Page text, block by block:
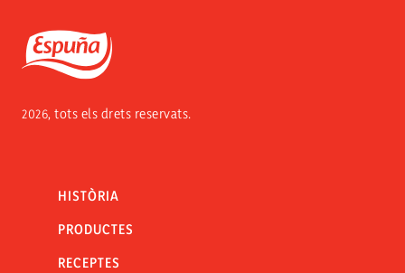
Espuña
2026, tots els drets reservats.
HISTÒRIA
PRODUCTES
RECEPTES